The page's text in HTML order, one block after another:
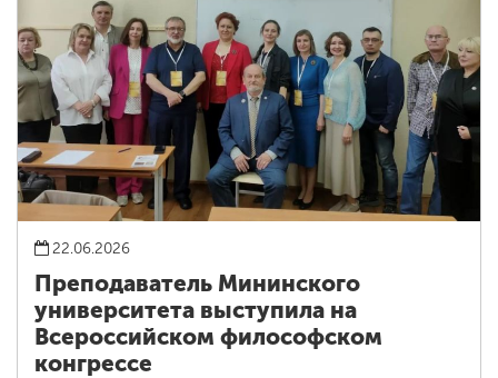
22.06.2026
Преподаватель Мининского
университета выступила на
Всероссийском философском
конгрессе